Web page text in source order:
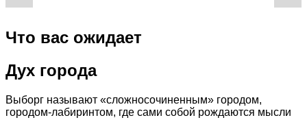
Что вас ожидает
Дух города
Выборг называют «сложносочиненным» городом,
городом-лабиринтом, где сами собой рождаются мысли